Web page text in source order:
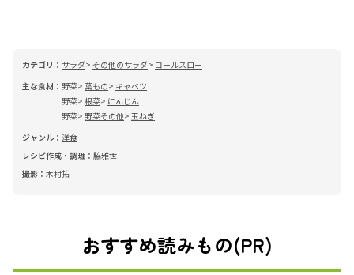
カテゴリ： サラダ その他のサラダ
コールスロー
主な食材： 野菜 葉もの
キャベツ
野菜 根菜
にんじん
野菜
野菜その他 玉ねぎ
ジャンル： 洋食
レシピ作成・調理： 脇雅世
撮影： 木村拓
おすすめ読みもの(PR)